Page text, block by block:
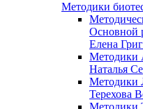
Методики
Основной
Елена
Методики
Наталья
Методики
Терехова
Методики